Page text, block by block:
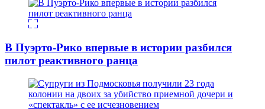
В Пуэрто-Рико впервые в истории разбился
пилот реактивного ранца